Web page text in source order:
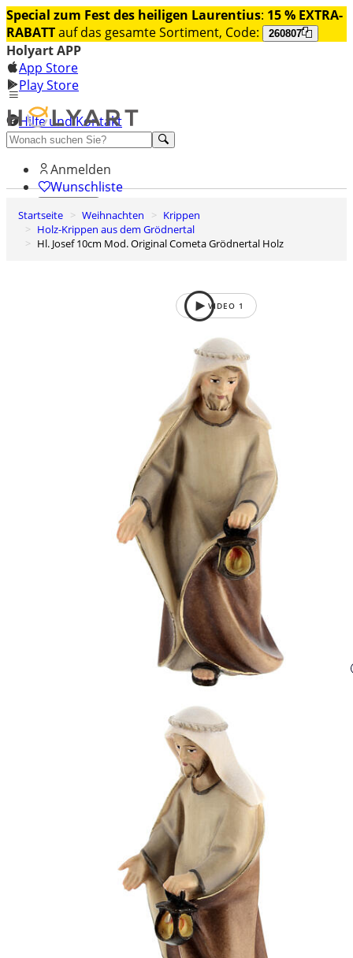
Special zum Fest des heiligen Laurentius: 15 % EXTRA-
RABATTauf das gesamte Sortiment, Code: 260807
Holyart APP
App Store
Play Store
Hilfe und Kontakt
Entdecken Sie Premium
Anmelden
Wunschliste
0
Warenkorb
Startseite Weihnachten
Krippen
Holz-Krippen aus dem Grödnertal
Hl. Josef 10cm Mod. Original Cometa Grödnertal Holz
VIDEO 1